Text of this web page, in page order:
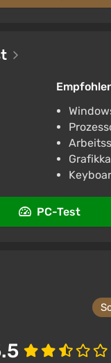
Gift / Russia +
Unterstützung bei
Unterstützung bei
PC-Test